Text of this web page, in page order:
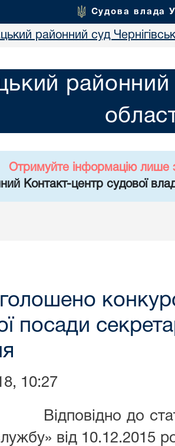
Судова влада
районний суд
районний
Отримуйте інформацію лише
Контакт-центр судової
посади
10:27
до статті 23
від 10.12.2015